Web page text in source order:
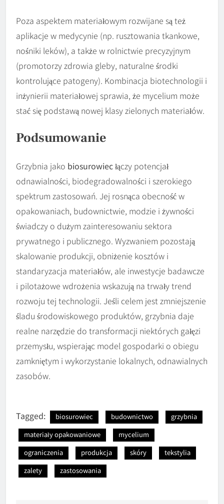
Poza aspektem materiałowym rozwijane są też
aplikacje w medycynie (np. rusztowania tkankowe,
nośniki leków), a także w rolnictwie precyzyjnym
(promotorzy zdrowia gleby, naturalne środki
kontrolujące patogeny). Kombinacja biotechnologii i
inżynierii materiałowej sprawia, że mycelium może
stać się podstawą nowej klasy zielonych materiałów.
Podsumowanie
Grzybnia jako biosurowiecłączy potencjał
odnawialności, biodegradowalności i szerokiego
spektrum zastosowań. Jej rosnąca obecność w
opakowaniach, budownictwie, modzie i żywności
świadczy o dużym zainteresowaniu sektora
prywatnego i publicznego. Wyzwaniem pozostają
skalowanie produkcji, obniżenie kosztów i
standaryzacja materiałów, ale inwestycje badawcze
i pilotażowe wdrożenia wskazują na trwały trend
rozwoju tej technologii. Jeśli celem jest zmniejszenie
śladu środowiskowego produktów, grzybnia daje
realne narzędzie do transformacji niektórych gałęzi
przemysłu, wspierając model gospodarki o obiegu
zamkniętym i wykorzystanie lokalnych, odnawialnych
zasobów.
Tagged: biosurowiec budownictwo
grzybnia
materiały opakowaniowe
mycelium
ograniczenia
produkcja skóry
tekstylia
zalety
zastosowania